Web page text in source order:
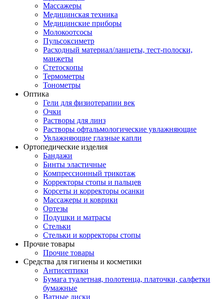
Массажеры
Медицинская техника
Медицинские приборы
Молокоотсосы
Пульсоксиметр
Расходный материал/ланцеты, тест-полоски,
манжеты
Стетоскопы
Термометры
Тонометры
Оптика
Гели для физиотерапии век
Очки
Растворы для линз
Растворы офтальмологические увлажняющие
Увлажняющие глазные капли
Ортопедические изделия
Бандажи
Бинты эластичные
Компрессионный трикотаж
Корректоры стопы и пальцев
Корсеты и корректоры осанки
Массажеры и коврики
Ортезы
Подушки и матрасы
Стельки
Стельки и корректоры стопы
Прочие товары
Прочие товары
Средства для гигиены и косметики
Антисептики
Бумага туалетная, полотенца, платочки, салфетки
бумажные
Ватные диски